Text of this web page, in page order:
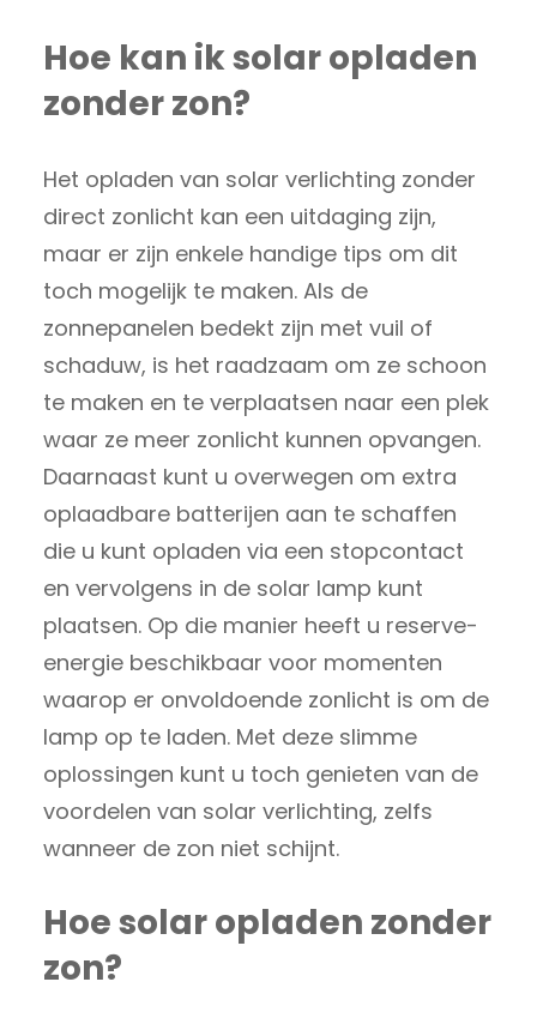
Hoe kan ik solar opladen
zonder zon?
Het opladen van solar verlichting zonder
direct zonlicht kan een uitdaging zijn,
maar er zijn enkele handige tips om dit
toch mogelijk te maken. Als de
zonnepanelen bedekt zijn met vuil of
schaduw, is het raadzaam om ze schoon
te maken en te verplaatsen naar een plek
waar ze meer zonlicht kunnen opvangen.
Daarnaast kunt u overwegen om extra
oplaadbare batterijen aan te schaffen
die u kunt opladen via een stopcontact
en vervolgens in de solar lamp kunt
plaatsen. Op die manier heeft u reserve-
energie beschikbaar voor momenten
waarop er onvoldoende zonlicht is om de
lamp op te laden. Met deze slimme
oplossingen kunt u toch genieten van de
voordelen van solar verlichting, zelfs
wanneer de zon niet schijnt.
Hoe solar opladen zonder
zon?